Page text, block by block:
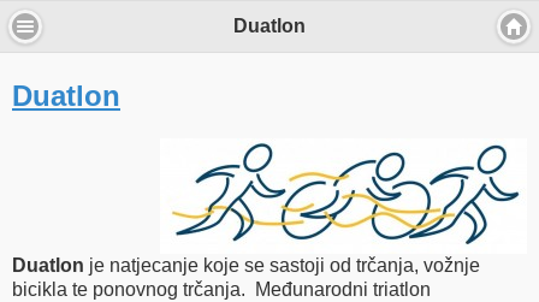
Duatlon
Duatlon
Duatlon je natjecanje koje se sastoji od trčanja, vožnje
bicikla te ponovnog trčanja. Međunarodni triatlon